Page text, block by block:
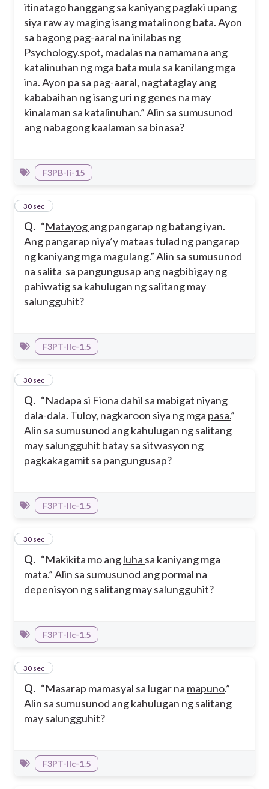
itinatago hanggang sa kaniyang paglaki upang
siya raw ay maging isang matalinong bata. Ayon
sa bagong pag-aaral na inilabas ng
Psychology.spot, madalas na namamana ang
katalinuhan ng mga bata mula sa kanilang mga
ina. Ayon pa sa pag-aaral, nagtataglay ang
kababaihan ng isang uri ng genes na may
kinalaman sa katalinuhan.” Alin sa sumusunod
ang nabagong kaalaman sa binasa?
F3PB-Ii-15
Q. “Matayogang pangarap ng batang iyan.
Ang pangarap niya’y mataas tulad ng pangarap
ng kaniyang mga magulang.” Alin sa sumusunod
na salita sa pangungusap ang nagbibigay ng
pahiwatig sa kahulugan ng salitang may
salungguhit?
29
30 sec
F3PT-IIc-1.5
Q. “Nadapa si Fiona dahil sa mabigat niyang
dala-dala. Tuloy, nagkaroon siya ng mga pasa.”
Alin sa sumusunod ang kahulugan ng salitang
may salungguhit batay sa sitwasyon ng
pagkakagamit sa pangungusap?
30
30 sec
F3PT-IIc-1.5
Q. “Makikita mo angluha sa kaniyang mga
mata.” Alin sa sumusunod ang pormal na
depenisyon ng salitang may salungguhit?
31
30 sec
F3PT-IIc-1.5
Q. “Masarap mamasyal sa lugar na mapuno.”
Alin sa sumusunod ang kahulugan ng salitang
may salungguhit?
32
30 sec
F3PT-IIc-1.5